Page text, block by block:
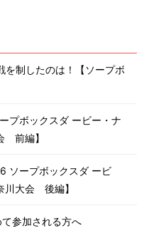
を制したのは！【ソープボ
プボックスダ ービー・ナ
前編】
ソープボックスダ ービ
川⼤会 後編】
参加される方へ